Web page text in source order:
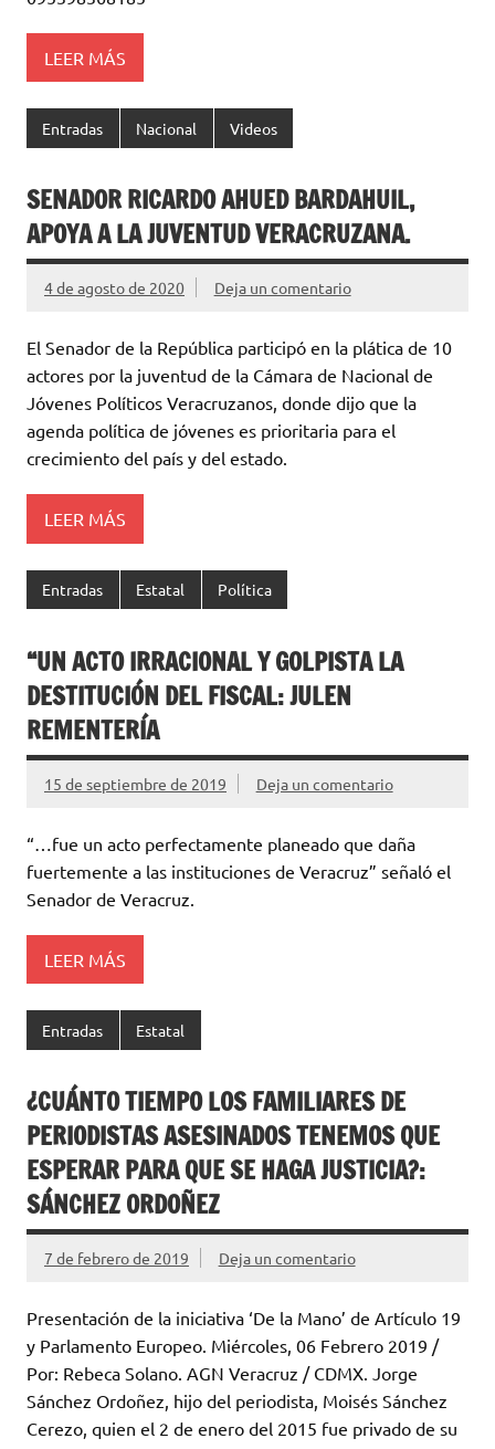
LEER MÁS
Entradas Nacional Videos
SENADOR RICARDO AHUED BARDAHUIL,
APOYA A LA JUVENTUD VERACRUZANA.
4 de agosto de 2020 Deja un comentario
El Senador de la República participó en la plática de 10
actores por la juventud de la Cámara de Nacional de
Jóvenes Políticos Veracruzanos, donde dijo que la
agenda política de jóvenes es prioritaria para el
crecimiento del país y del estado.
LEER MÁS
Entradas Estatal Política
“UN ACTO IRRACIONAL Y GOLPISTA LA
DESTITUCIÓN DEL FISCAL: JULEN
REMENTERÍA
15 de septiembre de 2019 Deja un comentario
“…fue un acto perfectamente planeado que daña
fuertemente a las instituciones de Veracruz” señaló el
Senador de Veracruz.
LEER MÁS
Entradas Estatal
¿CUÁNTO TIEMPO LOS FAMILIARES DE
PERIODISTAS ASESINADOS TENEMOS QUE
ESPERAR PARA QUE SE HAGA JUSTICIA?:
SÁNCHEZ ORDOÑEZ
7 de febrero de 2019 Deja un comentario
Presentación de la iniciativa ‘De la Mano’ de Artículo 19
y Parlamento Europeo. Miércoles, 06 Febrero 2019 /
Por: Rebeca Solano. AGN Veracruz / CDMX. Jorge
Sánchez Ordoñez, hijo del periodista, Moisés Sánchez
Cerezo, quien el 2 de enero del 2015 fue privado de su